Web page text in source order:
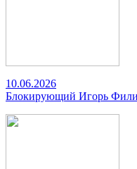
10.06.2026
Блокирующий Игорь